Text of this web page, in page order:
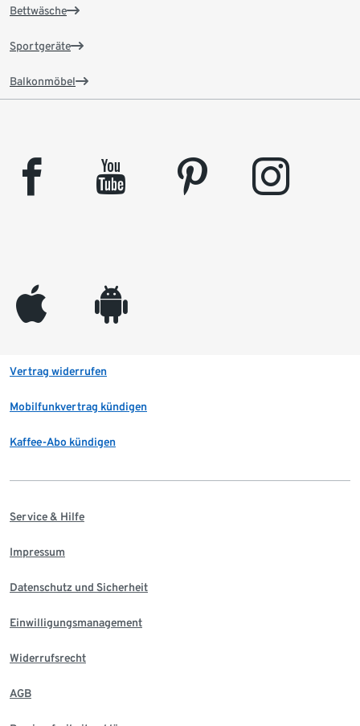
Bettwäsche
Sportgeräte
Balkonmöbel
facebook youtube pinterest instagram
appleinc android
Vertrag widerrufen
Mobilfunkvertrag kündigen
Kaffee-Abo kündigen
Service & Hilfe
Impressum
Datenschutz und Sicherheit
Einwilligungsmanagement
Widerrufsrecht
AGB